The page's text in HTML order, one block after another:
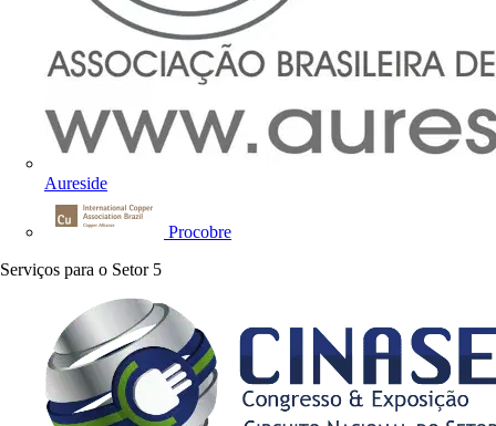
Aureside
Procobre
Serviços para o Setor 5